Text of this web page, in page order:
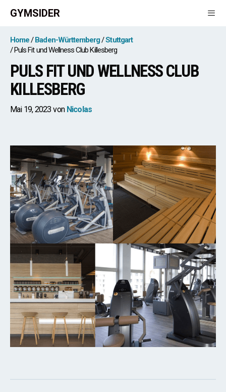
Zum
Inhalt
springen
GYMSIDER
Home Baden-Württemberg
Stuttgart
Puls Fit und Wellness Club Killesberg
PULS FIT UND WELLNESS CLUB
KILLESBERG
Mai 19, 2023 von Nicolas